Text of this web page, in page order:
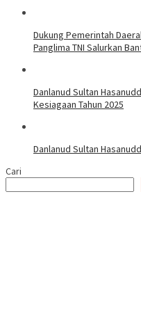
Dukung Pemerintah
Panglima TNI Salurkan
Danlanud Sultan
Kesiagaan Tahun 2025
Danlanud Sultan
Cari